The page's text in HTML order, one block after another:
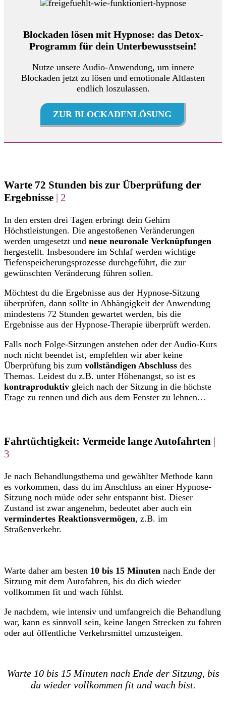
Blockaden lösen mit Hypnose: das Detox-
Programm für dein Unterbewusstsein!
Nutze unsere Audio-Anwendung, um innere
Blockaden jetzt zu lösen und emotionale Altlasten
endlich loszulassen.
ZUR BLOCKADENLÖSUNG
Warte 72 Stunden bis zur Überprüfung der
Ergebnisse | 2
In den ersten drei Tagen erbringt dein Gehirn
Höchstleistungen. Die angestoßenen Veränderungen
werden umgesetzt und neue neuronale Verknüpfungen
hergestellt. Insbesondere im Schlaf werden wichtige
Tiefenspeicherungsprozesse durchgeführt, die zur
gewünschten Veränderung führen sollen.
Möchtest du die Ergebnisse aus der Hypnose-Sitzung
überprüfen, dann sollte in Abhängigkeit der Anwendung
mindestens 72 Stunden gewartet werden, bis die
Ergebnisse aus der Hypnose-Therapie überprüft werden.
Falls noch Folge-Sitzungen anstehen oder der Audio-Kurs
noch nicht beendet ist, empfehlen wir aber keine
Überprüfung bis zum vollständigen Abschluss des
Themas. Leidest du z.B. unter Höhenangst, so ist es
kontraproduktiv gleich nach der Sitzung in die höchste
Etage zu rennen und dich aus dem Fenster zu lehnen…
Fahrtüchtigkeit: Vermeide lange Autofahrten |
3
Je nach Behandlungsthema und gewählter Methode kann
es vorkommen, dass du im Anschluss an einer Hypnose-
Sitzung noch müde oder sehr entspannt bist. Dieser
Zustand ist zwar angenehm, bedeutet aber auch ein
vermindertes Reaktionsvermögen, z.B. im
Straßenverkehr.
Warte daher am besten 10 bis 15 Minuten nach Ende der
Sitzung mit dem Autofahren, bis du dich wieder
vollkommen fit und wach fühlst.
Je nachdem, wie intensiv und umfangreich die Behandlung
war, kann es sinnvoll sein, keine langen Strecken zu fahren
oder auf öffentliche Verkehrsmittel umzusteigen.
Warte 10 bis 15 Minuten nach Ende der Sitzung, bis
du wieder vollkommen fit und wach bist.